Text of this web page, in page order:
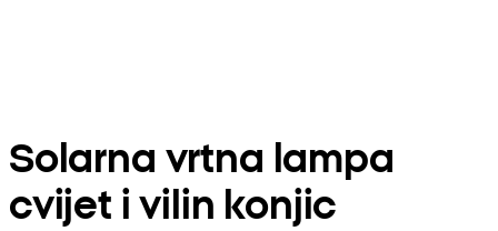
Solarna vrtna lampa
cvijet i vilin konjic